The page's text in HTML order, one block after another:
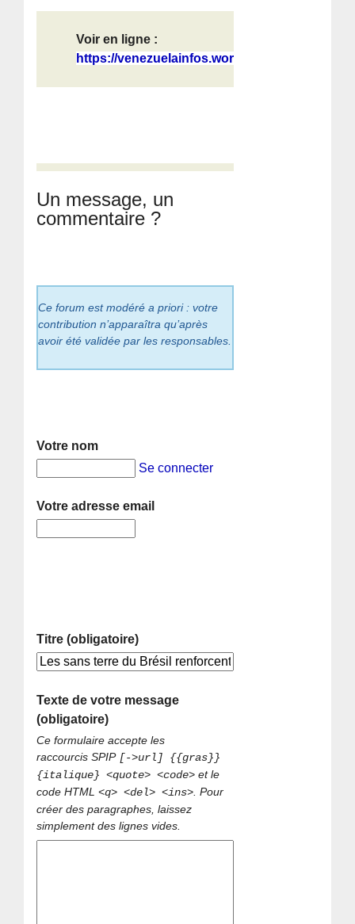
Voir en ligne :
https://venezuelainfos.wordpress.co...
Un message, un
commentaire ?
Ce forum est modéré a priori : votre
contribution n’apparaîtra qu’après
avoir été validée par les responsables.
Votre nom
Se connecter
Votre adresse email
Titre (obligatoire)
Texte de votre message
(obligatoire)
Ce formulaire accepte les
raccourcis SPIP [->url] {{gras}}
{italique} <quote> <code> et le
code HTML<q> <del> <ins> . Pour
créer des paragraphes, laissez
simplement des lignes vides.